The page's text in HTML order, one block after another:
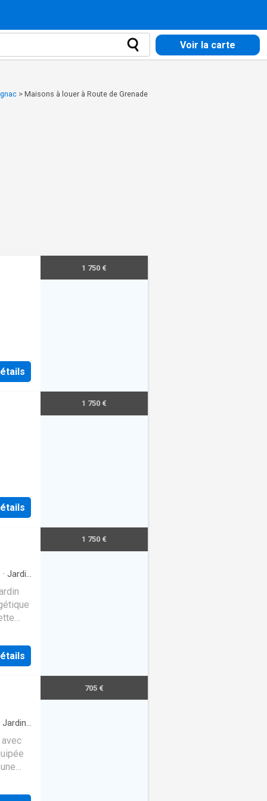
Voir la carte
> Maisons à louer à Route de Grenade
1 750 €
1 750 €
· Jardin
1 750 €
Jardin·
705 €